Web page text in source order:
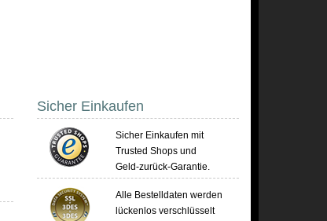
Sicher Einkaufen
Sicher Einkaufen mit
Trusted Shops und
Geld-zurück-Garantie.
Alle Bestelldaten werden
lückenlos verschlüsselt